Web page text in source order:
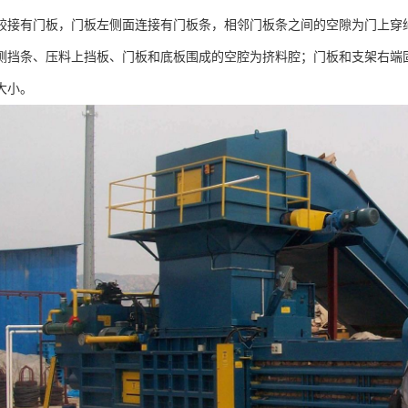
接有门板，门板左侧面连接有门板条，相邻门板条之间的空隙为门上
挡条、压料上挡板、门板和底板围成的空腔为挤料腔；门板和支架右
。